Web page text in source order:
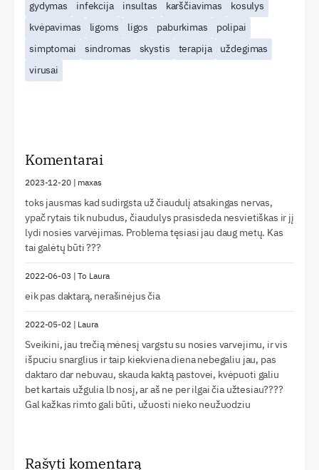
gydymas infekcija insultas karščiavimas
kosulys
kvėpavimas
ligoms ligos paburkimas
polipai
simptomai
sindromas skystis terapija
uždegimas
virusai
Komentarai
2023-12-20| maxas
toks jausmas kad sudirgsta už čiaudulį atsakingas nervas,
ypač rytais tik nubudus, čiaudulys prasisdeda nesvietiškas ir jį
lydi nosies varvėjimas. Problema tęsiasi jau daug metų. Kas
tai galėtų būti ???
2022-06-03 |To Laura
eik pas daktarą, nerašinėjus čia
2022-05-02| Laura
Sveikini, jau trečią mėnesį vargstu su nosies varvejimu, ir vis
išpuciu snarglius ir taip kiekviena diena nebegaliu jau, pas
daktaro dar nebuvau, skauda kaktą pastovei, kvėpuoti galiu
bet kartais užgulia lb nosį, ar aš ne per ilgai čia užtesiau????
Gal kažkas rimto gali būti, užuosti nieko neužuodziu
Rašyti komentarą